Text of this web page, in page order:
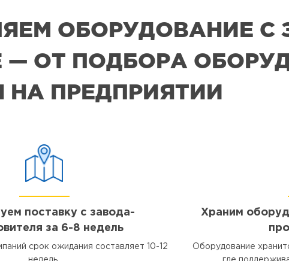
ОБОРУДОВАНИЕ С
— ОТ ПОДБОРА
НА ПРЕДПРИЯТИИ
поставку с завода-
за 6-8 недель
срок ожидания составляет 10-12
Храним
Оборудование